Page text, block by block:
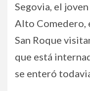
Segovia, el
Alto Comedero,
San Roque
que está
se enteró